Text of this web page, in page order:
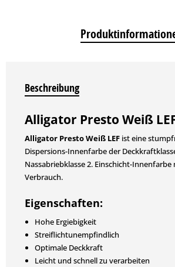
Beschreibung
Alligator Presto Weiß
Alligator Presto Weiß LEF ist eine
Dispersions-Innenfarbe der
Nassabriebklasse 2. Einschicht-
Verbrauch.
Eigenschaften:
Hohe Ergiebigkeit
Streiflichtunempfindlich
Optimale Deckkraft
Leicht und schnell zu verarbeiten